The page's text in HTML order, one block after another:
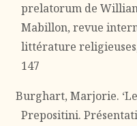
prelatorum de William
Mabillon, revue
littérature religieuses,
147
Burghart, Marjorie.
Prepositini.